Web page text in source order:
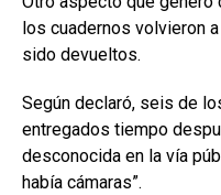
los cuadernos volvieron
sido devueltos.
Según declaró, seis de
entregados tiempo
desconocida en la vía
había cámaras”.